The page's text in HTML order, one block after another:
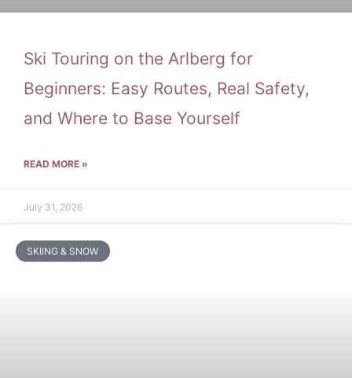
Ski Touring on the Arlberg for
Beginners: Easy Routes, Real Safety,
and Where to Base Yourself
READ MORE »
July 31, 2026
SKIING & SNOW